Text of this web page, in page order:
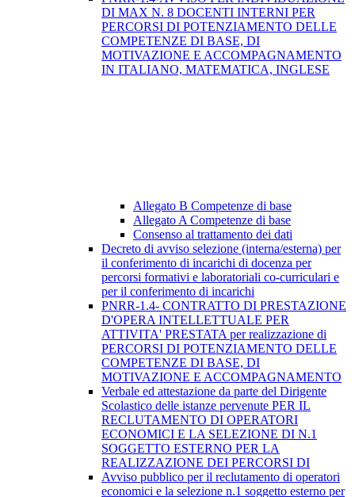
DI MAX N. 8 DOCENTI INTERNI PER
PERCORSI DI POTENZIAMENTO DELLE
COMPETENZE DI BASE, DI
MOTIVAZIONE E ACCOMPAGNAMENTO
IN ITALIANO, MATEMATICA, INGLESE
Allegato B Competenze di base
Allegato A Competenze di base
Consenso al trattamento dei dati
Decreto di avviso selezione (interna/esterna) per
il conferimento di incarichi di docenza per
percorsi formativi e laboratoriali co-curriculari e
per il conferimento di incarichi
PNRR-1.4- CONTRATTO DI PRESTAZIONE
D'OPERA INTELLETTUALE PER
ATTIVITA' PRESTATA per realizzazione di
PERCORSI DI POTENZIAMENTO DELLE
COMPETENZE DI BASE, DI
MOTIVAZIONE E ACCOMPAGNAMENTO
Verbale ed attestazione da parte del Dirigente
Scolastico delle istanze pervenute PER IL
RECLUTAMENTO DI OPERATORI
ECONOMICI E LA SELEZIONE DI N.1
SOGGETTO ESTERNO PER LA
REALIZZAZIONE DEI PERCORSI DI
Avviso pubblico per il reclutamento di operatori
economici e la selezione n.1 soggetto esterno per